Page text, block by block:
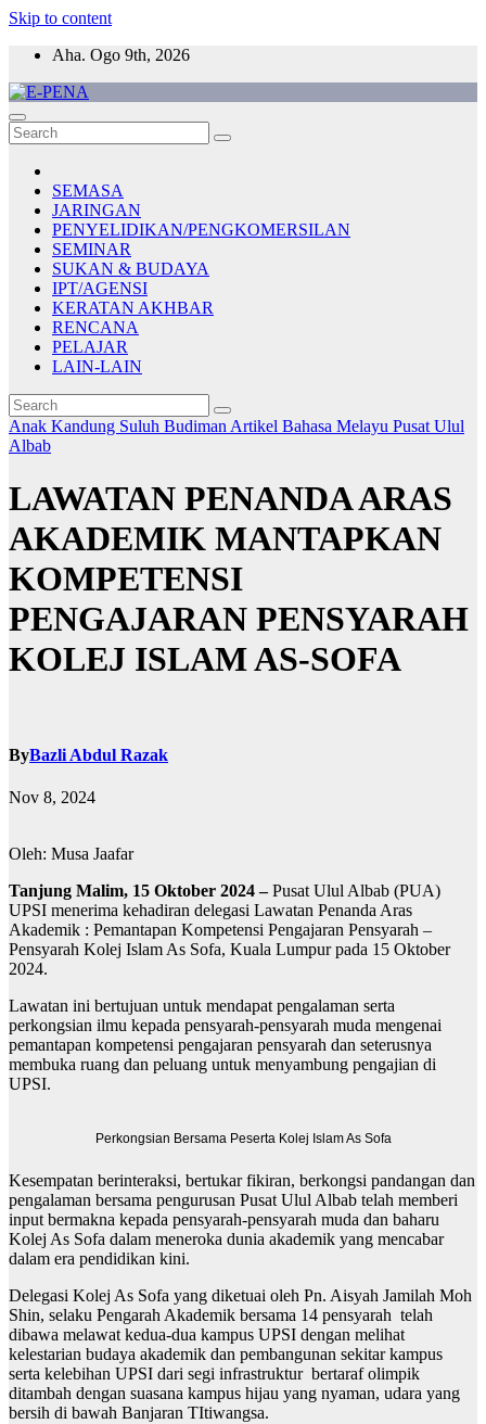
Skip to content
Aha. Ogo 9th, 2026
E-PENA
Berita Digital Terkini
SEMASA
JARINGAN
PENYELIDIKAN/PENGKOMERSILAN
SEMINAR
SUKAN & BUDAYA
IPT/AGENSI
KERATAN AKHBAR
RENCANA
PELAJAR
LAIN-LAIN
Anak Kandung Suluh Budiman Artikel Bahasa Melayu Pusat Ulul
Albab
LAWATAN PENANDA ARAS
AKADEMIK MANTAPKAN
KOMPETENSI
PENGAJARAN PENSYARAH
KOLEJ ISLAM AS-SOFA
ByBazli Abdul Razak
Nov 8, 2024
Oleh: Musa Jaafar
Tanjung Malim, 15 Oktober 2024 –Pusat Ulul Albab (PUA)
UPSI menerima kehadiran delegasi Lawatan Penanda Aras
Akademik : Pemantapan Kompetensi Pengajaran Pensyarah –
Pensyarah Kolej Islam As Sofa, Kuala Lumpur pada 15 Oktober
2024.
Lawatan ini bertujuan untuk mendapat pengalaman serta
perkongsian ilmu kepada pensyarah-pensyarah muda mengenai
pemantapan kompetensi pengajaran pensyarah dan seterusnya
membuka ruang dan peluang untuk menyambung pengajian di
UPSI.
Perkongsian Bersama Peserta Kolej Islam As Sofa
Kesempatan berinteraksi, bertukar fikiran, berkongsi pandangan dan
pengalaman bersama pengurusan Pusat Ulul Albab telah memberi
input bermakna kepada pensyarah-pensyarah muda dan baharu
Kolej As Sofa dalam meneroka dunia akademik yang mencabar
dalam era pendidikan kini.
Delegasi Kolej As Sofa yang diketuai oleh Pn. Aisyah Jamilah Moh
Shin, selaku Pengarah Akademik bersama 14 pensyarah telah
dibawa melawat kedua-dua kampus UPSI dengan melihat
kelestarian budaya akademik dan pembangunan sekitar kampus
serta kelebihan UPSI dari segi infrastruktur bertaraf olimpik
ditambah dengan suasana kampus hijau yang nyaman, udara yang
bersih di bawah Banjaran TItiwangsa.